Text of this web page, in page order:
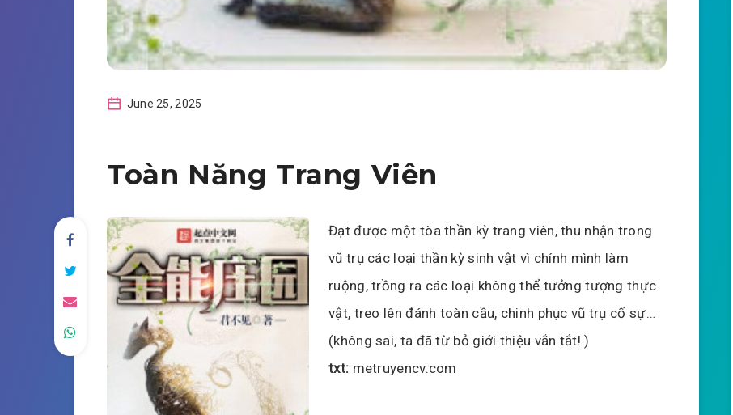
June 25, 2025
Toàn Năng Trang Viên
Đạt được một tòa thần kỳ trang viên, thu nhận trong
vũ trụ các loại thần kỳ sinh vật vì chính mình làm
ruộng, trồng ra các loại không thể tưởng tượng thực
vật, treo lên đánh toàn cầu, chinh phục vũ trụ cố sự…
(không sai, ta đã từ bỏ giới thiệu vắn tắt! )
txt: metruyencv.com